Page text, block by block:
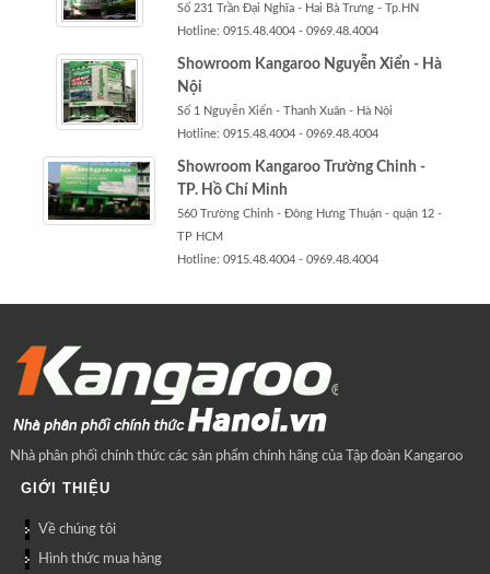
Số 231 Trần Đại Nghĩa - Hai Bà Trưng - Tp.HN
Hotline: 0915.48.4004 - 0969.48.4004
Showroom Kangaroo Nguyễn Xiển - Hà
Nội
Số 1 Nguyễn Xiển - Thanh Xuân - Hà Nội
Hotline: 0915.48.4004 - 0969.48.4004
Showroom Kangaroo Trường Chinh -
TP. Hồ Chí Minh
560 Trường Chinh - Đông Hưng Thuận - quận 12 -
TP HCM
Hotline: 0915.48.4004 - 0969.48.4004
Nhà phân phối chính thức các sản phẩm chính hãng của Tập đoàn Kangaroo
GIỚI THIỆU
Về chúng tôi
Hình thức mua hàng